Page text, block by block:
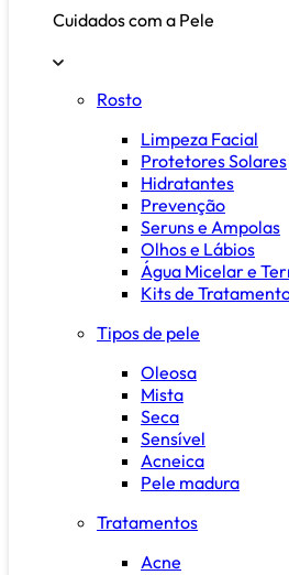
Cuidados com a Pele
Rosto
Limpeza Facial
Protetores Solares
Hidratantes
Prevenção
Seruns e Ampolas
Olhos e Lábios
Água Micelar e
Kits de
Tipos de pele
Oleosa
Mista
Seca
Sensível
Acneica
Pele madura
Tratamentos
Acne